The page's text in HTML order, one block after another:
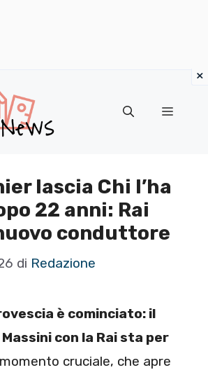
Menu
lascia Chi l’ha
22 anni: Rai
conduttore
di Redazione
è cominciato: il
con la Rai sta per
cruciale, che apre
×